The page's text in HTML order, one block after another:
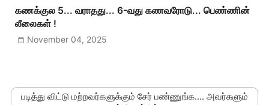
கணக்குல 5... வராதது... 6-வது கணவரோடு... பெண்ணின்
லீலைகள் !
November 04, 2025
படித்து விட்டு மற்றவர்களுக்கும் சேர் பண்ணுங்க.... அவர்களும்